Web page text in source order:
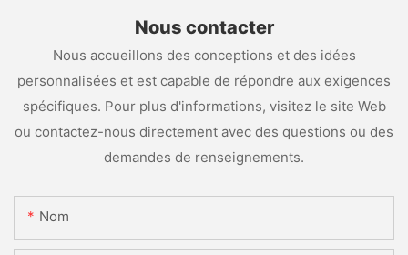
Nous contacter
Nous accueillons des conceptions et des idées
personnalisées et est capable de répondre aux exigences
spécifiques. Pour plus d'informations, visitez le site Web
ou contactez-nous directement avec des questions ou des
demandes de renseignements.
Nom